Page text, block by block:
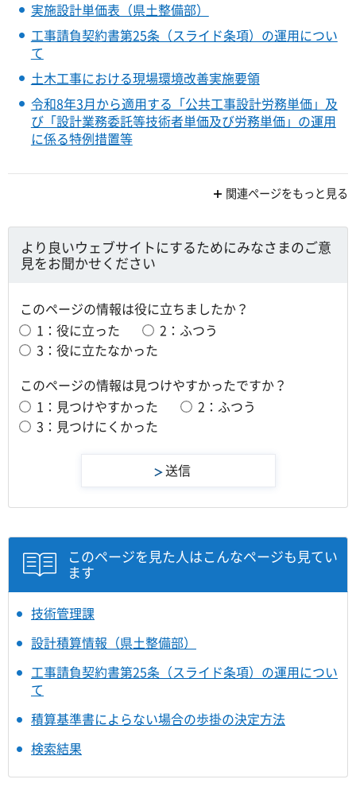
実施設計単価表（県土整備部）
工事請負契約書第25条（スライド条項）の運用につい
て
土木工事における現場環境改善実施要領
令和8年3月から適用する「公共工事設計労務単価」及
び「設計業務委託等技術者単価及び労務単価」の運用
に係る特例措置等
関連ページをもっと見る
より良いウェブサイトにするためにみなさまのご意
見をお聞かせください
このページの情報は役に立ちましたか？
1：役に立った
2：ふつう
3：役に立たなかった
このページの情報は見つけやすかったですか？
1：見つけやすかった
2：ふつう
3：見つけにくかった
このページを見た人はこんなページも見てい
ます
技術管理課
設計積算情報（県土整備部）
工事請負契約書第25条（スライド条項）の運用につい
て
積算基準書によらない場合の歩掛の決定方法
検索結果